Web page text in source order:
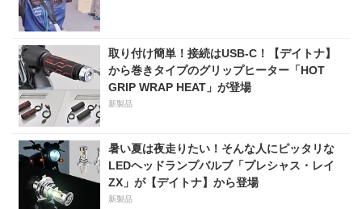
取り付け簡単！接続はUSB-C！【デイトナ】
から巻きタイプのグリップヒーター「HOT
GRIP WRAP HEAT」が登場
新製品
暑い夏は夜走りたい！そんな人にピッタリな
LEDヘッドランプバルブ「プレシャス・レイ
ZX」が【デイトナ】から登場
新製品